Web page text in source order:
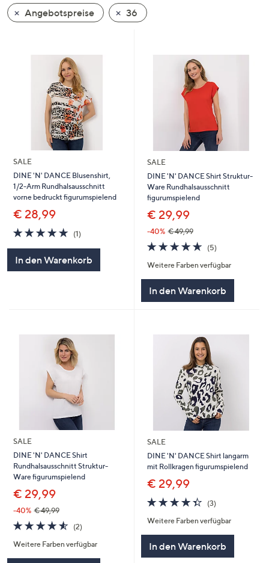
wischen
Sie
diese
anzuzeigen.
Angebotspreise
36
SALE
DINE 'N' DANCE Blusenshirt,
1/2-Arm Rundhalsausschnitt
vorne bedruckt figurumspielend
€ 28,99
5.0
von
(1)1
In den Warenkorb
SALE
DINE 'N' DANCE Shirt Struktur-
Ware Rundhalsausschnitt
figurumspielend
€ 29,99
-40% € 49,99
4.6
von
5
(5)5
Weitere Farben verfügbar
In den Warenkorb
SALE
DINE 'N' DANCE Shirt
Rundhalsausschnitt Struktur-
Ware figurumspielend
€ 29,99
-40% € 49,99
4.5
von
5
(2)2
Weitere Farben verfügbar
SALE
DINE 'N' DANCE Shirt langarm
mit Rollkragen figurumspielend
€ 29,99
4.3
von
5
(3)3
Weitere Farben verfügbar
In den Warenkorb